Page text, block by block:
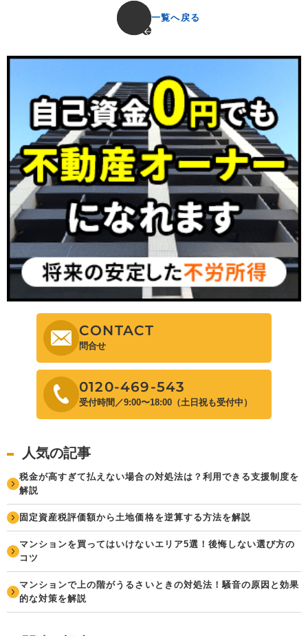
一覧へ戻る
CONTACT
問合せ
0120-469-543
受付時間／9:00〜18:00（土日祝も受付中）
人気の記事
税金が高すぎて払えない場合の対処法は？利用できる支援制度を
解説
固定資産税評価額から土地価格を逆算する方法を解説
マンションを買ってはいけないエリア5選！後悔しない選び方の
コツ
マンションで上の階がうるさいときの対処法！騒音の原因と効果
的な対策を解説